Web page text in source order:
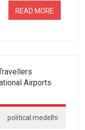
READ MORE
Airports
political.medelhi